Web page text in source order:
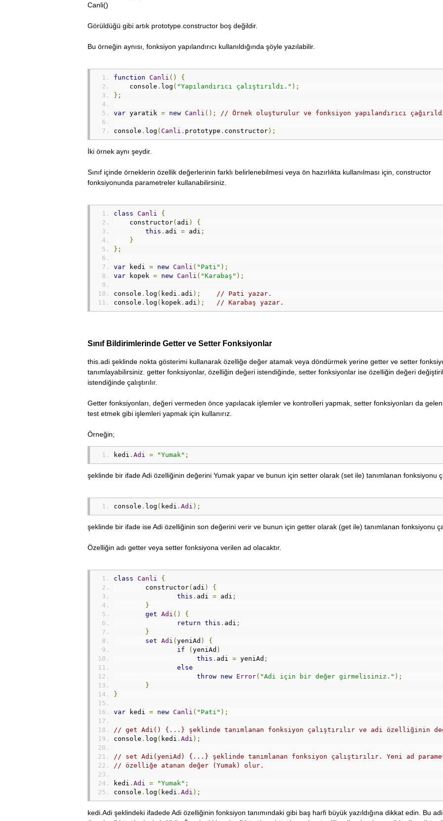
Canli()
Görüldüğü gibi artık prototype.constructor boş değildir.
Bu örneğin aynısı, fonksiyon yapılandırıcı kullanıldığında şöyle yazılabilir.
function Canli ()
{
    console
. log ( "Yapılandırıcı çalıştırıldı." );
};
var yaratik = new Canli (); // Örnek oluşturulur ve fonksiyon yapılandırıcı
console . log ( Canli . prototype . constructor);
İki örnek aynı şeydir.
Sınıf içinde örneklerin özellik değerlerinin farklı belirlenebilmesi veya ön hazırlıkta kullanılması için, constructor
fonksiyonunda parametreler kullanabilirsiniz.
class Canli
{
    constructor
( adi )
{
this . adi = adi ;
}
};
var kedi = new Canli ( "Pati" );
var kopek = new Canli ( "Karabaş" );
console . log ( kedi . adi );
// Pati yazar.
console . log ( kopek . adi ); // Karabaş yazar.
Sınıf Bildirimlerinde Getter ve Setter Fonksiyonlar
this.adi şeklinde nokta gösterimi kullanarak özelliğe değer atamak veya döndürmek yerine getter ve setter
tanımlayabilirsiniz. getter fonksiyonlar, özelliğin değeri istendiğinde, setter fonksiyonlar ise özelliğin değeri
istendiğinde çalıştırılır.
Getter fonksiyonları, değeri vermeden önce yapılacak işlemler ve kontrolleri yapmak, setter fonksiyonları da
test etmek gibi işlemleri yapmak için kullanırız.
Örneğin;
kedi . Adi = "Yumak" ;
şeklinde bir ifade Adi özelliğinin değerini Yumak yapar ve bunun için setter olarak (set ile) tanımlanan fonksiyonu
console . log ( kedi . Adi );
şeklinde bir ifade ise Adi özelliğinin son değerini verir ve bunun için getter olarak (get ile) tanımlanan fonksiyonu
Özelliğin adı getter veya setter fonksiyona verilen ad olacaktır.
class Canli
{
	constructor
( adi )
{
this . adi = adi ;
}
get Adi ()
{
return this . adi ;
}
set Adi ( yeniAd )
{
if
( yeniAd )
this . adi = yeniAd ;
else
throw new Error( "Adi için bir değer girmelisiniz." );
}
}
var kedi = new Canli ( "Pati" );
// get Adi() {...} şeklinde tanımlanan fonksiyon çalıştırılır ve adi özelliğinin
console . log ( kedi . Adi );
// set Adi(yeniAd) {...} şeklinde tanımlanan fonksiyon çalıştırılır. Yeni ad
// özelliğe atanan değer (Yumak) olur.
kedi . Adi = "Yumak" ;
console . log ( kedi . Adi );
kedi.Adi şeklindeki ifadede Adi özelliğinin fonksiyon tanımındaki gibi baş harfi büyük yazıldığına dikkat edin. Bu